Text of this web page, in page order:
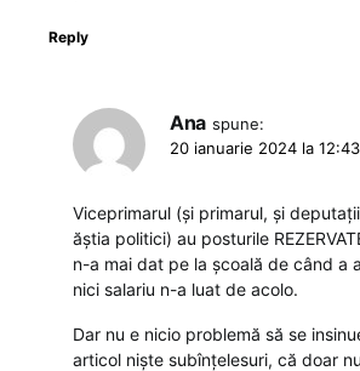
Reply
Ana spune:
20 ianuarie 2024 la 12:43
Viceprimarul (și primarul, și
ăștia politici) au posturile
n-a mai dat pe la școală de când a
nici salariu n-a luat de acolo.
Dar nu e nicio problemă să se
articol niște subînțelesuri, că doar